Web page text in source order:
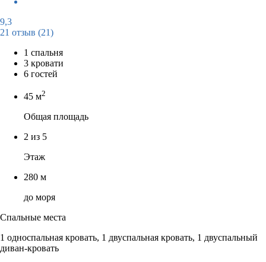
9,3
21 отзыв (21)
1 спальня
3 кровати
6 гостей
45 м2
Общая площадь
2 из 5
Этаж
280 м
до моря
Спальные места
1 односпальная кровать, 1 двуспальная кровать, 1 двуспальный
диван-кровать